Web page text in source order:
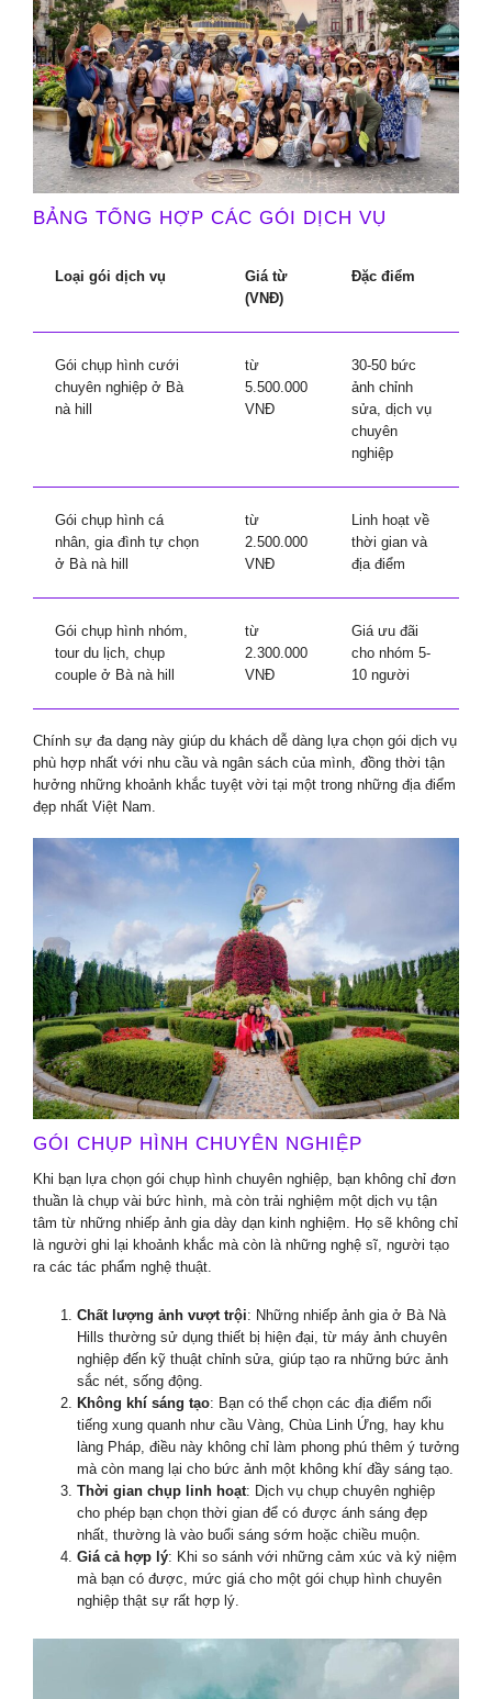
BẢNG TỔNG HỢP CÁC GÓI DỊCH VỤ
Loại gói dịch vụ
Giá từ
(VNĐ)
Đặc điểm
Gói chụp hình cưới
chuyên nghiệp ở Bà
nà hill
từ
5.500.000
VNĐ
30-50 bức
ảnh chỉnh
sửa, dịch vụ
chuyên
nghiệp
Gói chụp hình cá
nhân, gia đình tự chọn
ở Bà nà hill
từ
2.500.000
VNĐ
Linh hoạt về
thời gian và
địa điểm
Gói chụp hình nhóm,
tour du lịch, chụp
couple ở Bà nà hill
từ
2.300.000
VNĐ
Giá ưu đãi
cho nhóm 5-
10 người
Chính sự đa dạng này giúp du khách dễ dàng lựa chọn gói dịch vụ
phù hợp nhất với nhu cầu và ngân sách của mình, đồng thời tận
hưởng những khoảnh khắc tuyệt vời tại một trong những địa điểm
đẹp nhất Việt Nam.
GÓI CHỤP HÌNH CHUYÊN NGHIỆP
Khi bạn lựa chọn gói chụp hình chuyên nghiệp, bạn không chỉ đơn
thuần là chụp vài bức hình, mà còn trải nghiệm một dịch vụ tận
tâm từ những nhiếp ảnh gia dày dạn kinh nghiệm. Họ sẽ không chỉ
là người ghi lại khoảnh khắc mà còn là những nghệ sĩ, người tạo
ra các tác phẩm nghệ thuật.
Chất lượng ảnh vượt trội: Những nhiếp ảnh gia ở Bà Nà
Hills thường sử dụng thiết bị hiện đại, từ máy ảnh chuyên
nghiệp đến kỹ thuật chỉnh sửa, giúp tạo ra những bức ảnh
sắc nét, sống động.
Không khí sáng tạo: Bạn có thể chọn các địa điểm nổi
tiếng xung quanh như cầu Vàng, Chùa Linh Ứng, hay khu
làng Pháp, điều này không chỉ làm phong phú thêm ý tưởng
mà còn mang lại cho bức ảnh một không khí đầy sáng tạo.
Thời gian chụp linh hoạt: Dịch vụ chụp chuyên nghiệp
cho phép bạn chọn thời gian để có được ánh sáng đẹp
nhất, thường là vào buổi sáng sớm hoặc chiều muộn.
Giá cả hợp lý: Khi so sánh với những cảm xúc và kỷ niệm
mà bạn có được, mức giá cho một gói chụp hình chuyên
nghiệp thật sự rất hợp lý.